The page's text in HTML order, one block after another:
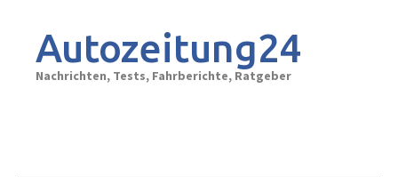
contentAutozeitung24
Nachrichten, Tests, Fahrberichte, Ratgeber